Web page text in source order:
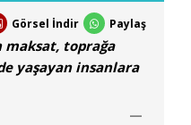
Görsel İndir Paylaş
maksat, toprağa
yaşayan insanlara